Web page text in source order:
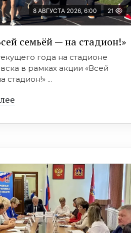
8 АВГУСТА 2026, 6:00 21
семьёй — на стадион!»
года на стадионе
в рамках акции «Всей
стадион!» ...